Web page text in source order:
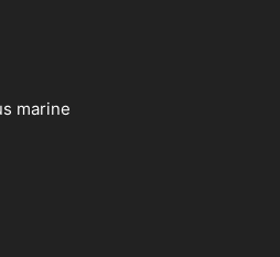
marine